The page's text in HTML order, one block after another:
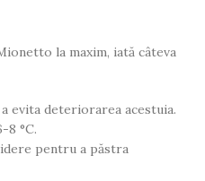
la maxim, iată câteva
evita deteriorarea acestuia.
8 °C.
pentru a păstra